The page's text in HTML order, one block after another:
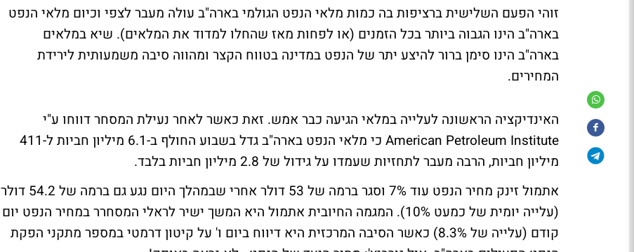
זוהי הפעם השלישית ברציפות בה כמות מלאי הנפט הגולמי בארה"ב עולה מעבר לצפי וכיום מלאי הנפט
בארה"ב הינו הגבוה ביותר בכל הזמנים (או לפחות מאז שהחלו למדוד את המלאים). שיא במלאים
בארה"ב הינו סימן ברור להיצע יתר של הנפט במדינה בטווח הקצר ומהווה סיבה משמעותית לירידת
המחירים.
האינדיקציה הראשונה לעלייה במלאי הגיעה כבר אמש. זאת כאשר לאחר נעילת המסחר דווחו ע"י
American Petroleum Institute כי מלאי הנפט בארה"ב גדל בשבוע החולף ב-6.1 מיליון חביות ל-411
מיליון חביות, הרבה מעבר לתחזיות שעמדו על גידול של 2.8 מיליון חביות בלבד.
אתמול זינק מחיר הנפט עוד 7% וסגר ברמה של 53 דולר אחרי שבמהלך היום נגע גם ברמה של 54.2 דולר
(עלייה יומית של כמעט 10%). המגמה החיובית אתמול היא המשך ישיר לראלי המסחרר במחיר הנפט יום
קודם (עלייה של 8.3%) כאשר הסיבה המרכזית היא דיווח ביום ו' על קיטון דרמטי במספר מתקני הפקת